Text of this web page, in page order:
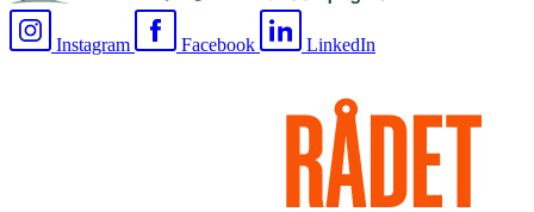
Instagram Facebook LinkedIn